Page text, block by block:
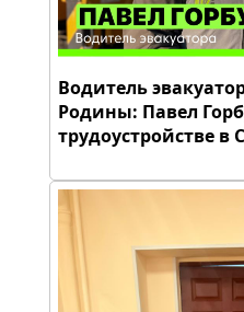
Водитель
Родины: Павел
трудоустройстве в